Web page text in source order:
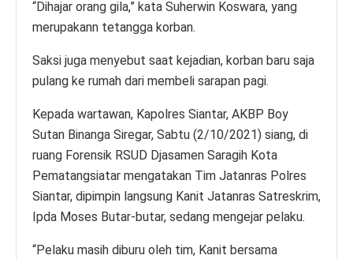
“Dihajar orang gila,” kata Suherwin Koswara, yang
merupakann tetangga korban.
Saksi juga menyebut saat kejadian, korban baru saja
pulang ke rumah dari membeli sarapan pagi.
Kepada wartawan, Kapolres Siantar, AKBP Boy
Sutan Binanga Siregar, Sabtu (2/10/2021) siang, di
ruang Forensik RSUD Djasamen Saragih Kota
Pematangsiatar mengatakan Tim Jatanras Polres
Siantar, dipimpin langsung Kanit Jatanras Satreskrim,
Ipda Moses Butar-butar, sedang mengejar pelaku.
“Pelaku masih diburu oleh tim, Kanit bersama